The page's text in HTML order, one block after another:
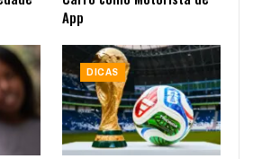
App
DICAS